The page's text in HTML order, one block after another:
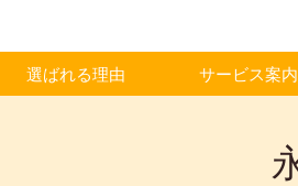
選ばれる理由 サービス案内